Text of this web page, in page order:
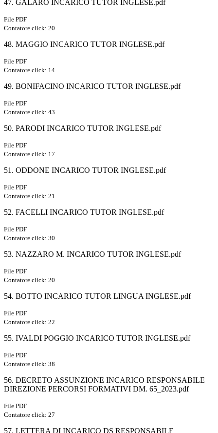
47. GALARO INCARICO TUTOR INGLESE.pdf
File PDF
Contatore click: 20
48. MAGGIO INCARICO TUTOR INGLESE.pdf
File PDF
Contatore click: 14
49. BONIFACINO INCARICO TUTOR INGLESE.pdf
File PDF
Contatore click: 43
50. PARODI INCARICO TUTOR INGLESE.pdf
File PDF
Contatore click: 17
51. ODDONE INCARICO TUTOR INGLESE.pdf
File PDF
Contatore click: 21
52. FACELLI INCARICO TUTOR INGLESE.pdf
File PDF
Contatore click: 30
53. NAZZARO M. INCARICO TUTOR INGLESE.pdf
File PDF
Contatore click: 20
54. BOTTO INCARICO TUTOR LINGUA INGLESE.pdf
File PDF
Contatore click: 22
55. IVALDI POGGIO INCARICO TUTOR INGLESE.pdf
File PDF
Contatore click: 38
56. DECRETO ASSUNZIONE INCARICO RESPONSABILE
DIREZIONE PERCORSI FORMATIVI DM. 65_2023.pdf
File PDF
Contatore click: 27
57. LETTERA DI INCARICO DS RESPONSABILE